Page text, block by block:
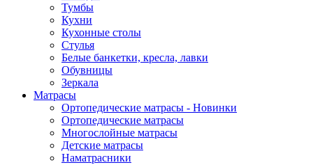
Тумбы
Кухни
Кухонные столы
Стулья
Белые банкетки, кресла, лавки
Обувницы
Зеркала
Матрасы
Ортопедические матрасы - Новинки
Ортопедические матрасы
Многослойные матрасы
Детские матрасы
Наматрасники